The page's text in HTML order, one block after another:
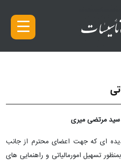
سید مرتضی میری
ای که جهت اعضای محترم از جانب
تسهیل امورمالیاتی و راهنمایی های